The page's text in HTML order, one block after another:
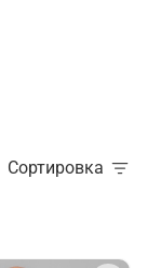
Сортировка